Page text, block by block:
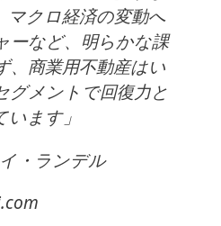
マクロ経済の変動へ
ーなど、明らかな課
、商業用不動産はい
グメントで回復力と
ます」
・ランデル